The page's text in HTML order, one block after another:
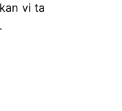
vi ta